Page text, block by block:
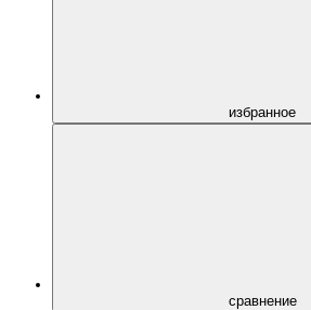
избранное
сравнение